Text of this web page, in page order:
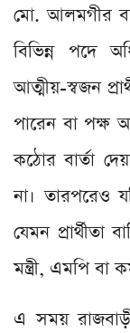
মো. আলমগীর
বিভিন্ন পদে
আত্মীয়-স্বজন
পারেন বা পক্ষ
কঠোর বার্তা
না। তারপরেও
যেমন
মন্ত্রী, এমপি বা
এ সময়